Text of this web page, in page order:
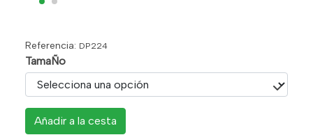
Referencia: DP224
TamaÑo
Añadir a la cesta